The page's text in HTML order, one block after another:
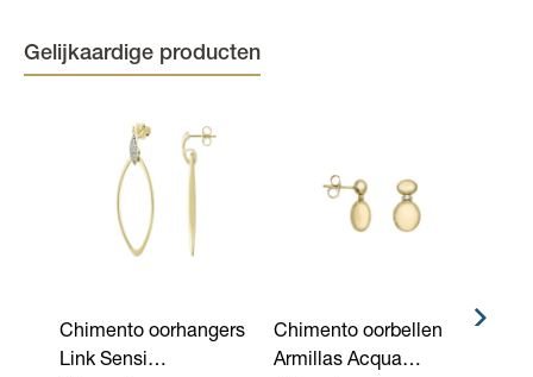
Gelijkaardige producten
Chimento oorhangers
Link Sensi
Chimento oorbellen
Armillas Acqua